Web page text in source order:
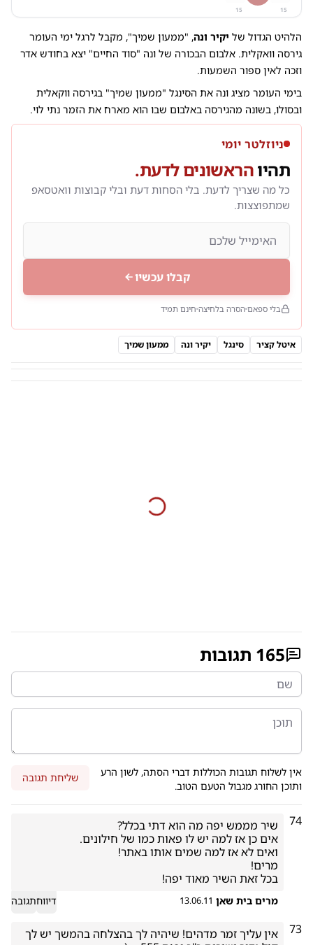
15
15
הלהיט הגדול של יקיר ונה, "ממעון שמיך", מקבל לרגל ימי העומר
גירסה וואקלית. אלבום הבכורה של ונה "סוד החיים" יצא בחודש אדר
וזכה לאין ספור השמעות.
בימי העומר מציג ונה את הסינגל "ממעון שמיך" בגירסה ווקאלית
ובסולו, בשונה מהגירסה באלבום שבו הוא מארח את הזמר נתי לוי.
ניוזלטר יומי
תהיוהראשונים לדעת.
כל מה שצריך לדעת. בלי הסחות דעת ובלי קבוצות וואטסאפ
שמתפוצצות.
קבלו עכשיו
בלי ספאם הסרה בלחיצה חינם תמיד
איטל קציר סינגל יקיר ונה ממעון שמיך
165 תגובות
אין לשלוח תגובות הכוללות דברי הסתה, לשון הרע
ותוכן החורג מגבול הטעם הטוב.
שליחת תגובה
74
בכל זאת השיר מאוד יפה!
מרים בית שאן 13.06.11 דיווחתגובה
73